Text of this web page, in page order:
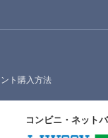
ト購入方法
コンビニ・ネット